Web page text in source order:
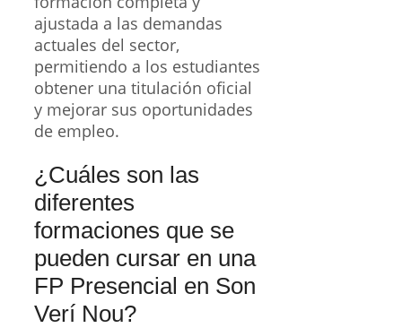
ajustada a las demandas
actuales del sector,
permitiendo a los estudiantes
obtener una titulación oficial
y mejorar sus oportunidades
de empleo.
¿Cuáles son las
diferentes
formaciones que se
pueden cursar en una
FP Presencial en Son
Verí Nou?